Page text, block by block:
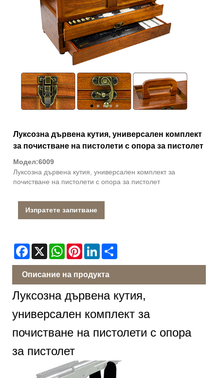
Луксозна дървена кутия, универсален комплект
за почистване на пистолети с опора за пистолет
Модел:6009
Луксозна дървена кутия, универсален комплект за
почистване на пистолети с опора за пистолет
Изпратете запитване
Facebook
X WhatsAppPinterestLinkedIn
Описание на продукта
Луксозна дървена кутия,
универсален комплект за
почистване на пистолети с опора
за пистолет